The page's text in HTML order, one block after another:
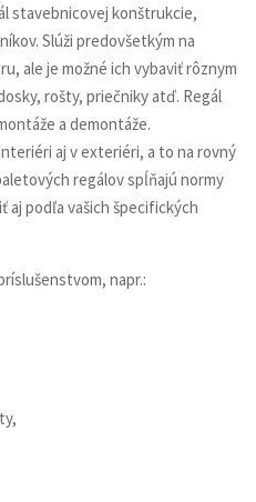
stavebnicovej konštrukcie,
Slúži predovšetkým na
ale je možné ich vybaviť rôznym
rošty, priečniky atď. Regál
a demontáže.
aj v exteriéri, a to na rovný
regálov spĺňajú normy
aj podľa vašich špecifických
napr.: